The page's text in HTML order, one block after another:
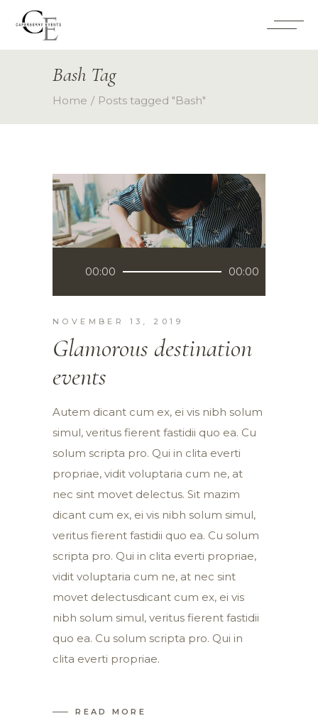
Bash Tag
Home Posts tagged "Bash"
00:00 00:00
NOVEMBER 13, 2019
Glamorous destination
events
Autem dicant cum ex, ei vis nibh solum
simul, veritus fierent fastidii quo ea. Cu
solum scripta pro. Qui in clita everti
propriae, vidit voluptaria cum ne, at
nec sint movet delectus. Sit mazim
dicant cum ex, ei vis nibh solum simul,
veritus fierent fastidii quo ea. Cu solum
scripta pro. Qui in clita everti propriae,
vidit voluptaria cum ne, at nec sint
movet delectusdicant cum ex, ei vis
nibh solum simul, veritus fierent fastidii
quo ea. Cu solum scripta pro. Qui in
clita everti propriae.
READ MORE